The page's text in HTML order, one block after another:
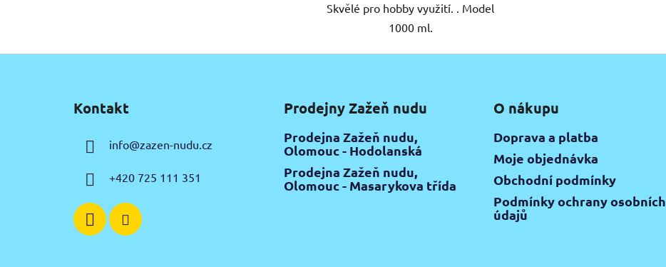
Skvělé pro hobby využití. . Model
1000 ml.
Kontakt
info@zazen-nudu.cz
+420 725 111 351
Prodejny Zažeň nudu
Prodejna Zažeň nudu,
Olomouc - Hodolanská
Prodejna Zažeň nudu,
Olomouc - Masarykova třída
O nákupu
Doprava a platba
Moje objednávka
Obchodní podmínky
Podmínky ochrany osobních
údajů